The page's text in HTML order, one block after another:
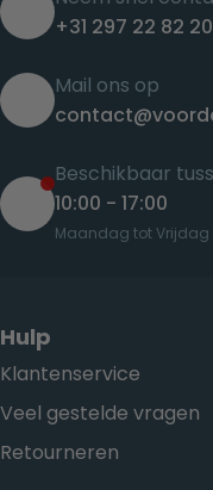
+31 297 22 82 20
Mail ons op
Beschikbaar
10:00 - 17:00
Maandag tot Vrijdag
Hulp
Klantenservice
Veel gestelde vragen
Retourneren